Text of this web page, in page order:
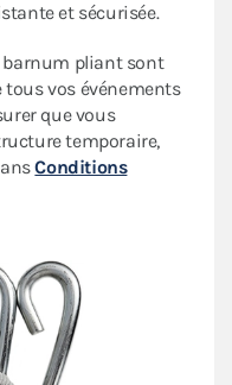
et sécurisée.
barnum pliant sont
vos événements
que vous
temporaire,
Conditions